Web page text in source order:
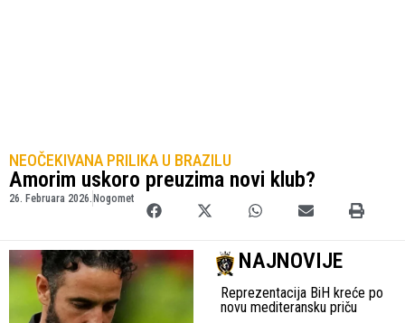
NEOČEKIVANA PRILIKA U BRAZILU
Amorim uskoro preuzima novi klub?
26. Februara 2026. Nogomet
NAJNOVIJE
Reprezentacija BiH kreće po
novu mediteransku priču